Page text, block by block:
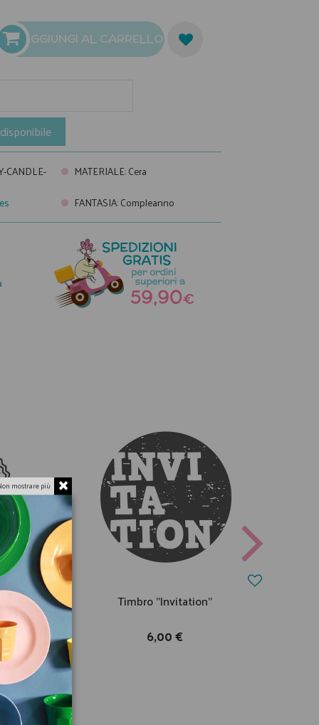
AGGIUNGI AL CARRELLO
CANDLE-
MATERIALE:Cera
FANTASIA:Compleanno
Timbro "Invitation"
6,00 €
mostrare più